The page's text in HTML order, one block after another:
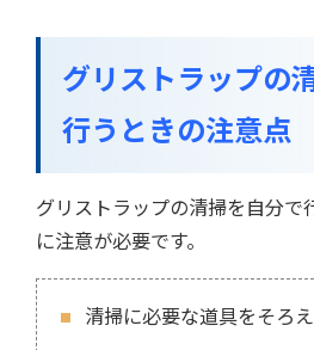
グリストラップの
行うときの注意点
グリストラップの清掃を自分で
に注意が必要です。
清掃に必要な道具をそろ